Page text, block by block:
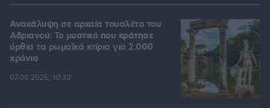
Ανακάλυψη σε αρχαία τουαλέτα του
Αδριανού: Το μυστικό που κράτησε
όρθια τα ρωμαϊκά κτίρια για 2.000
χρόνια
07.08.2026, 10:33